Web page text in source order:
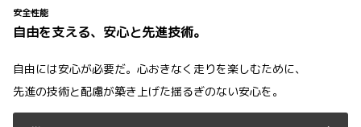
安全性能
自由を支える、安心と先進技術。
自由には安心が必要だ。心おきなく走りを楽しむために、
先進の技術と配慮が築き上げた揺るぎのない安心を。